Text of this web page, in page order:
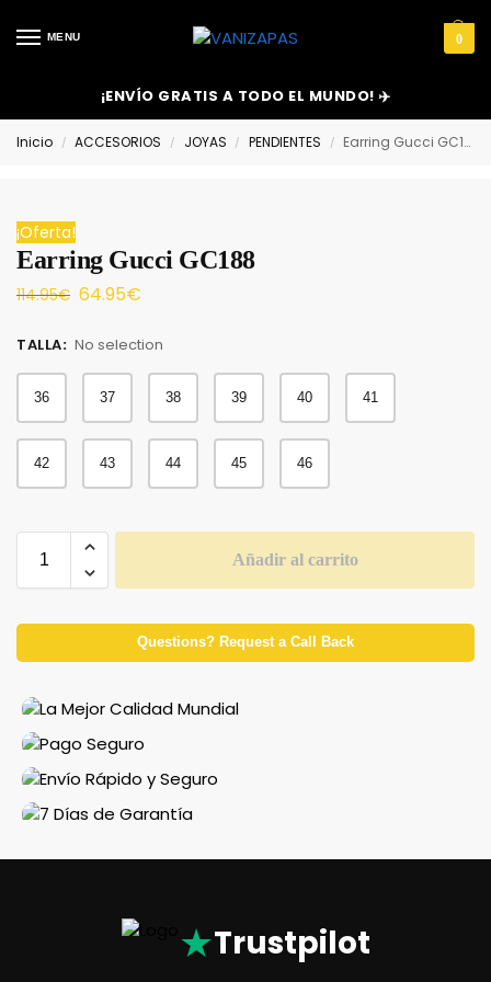
MENU 0
¡ENVÍO GRATIS A TODO EL MUNDO! ✈️
Inicio / ACCESORIOS / JOYAS / PENDIENTES / Earring Gucci GC188
¡Oferta!
Earring Gucci GC188
114.95€ 64.95€
TALLA: No selection
36 37 38 39 40 41
42 43 44 45 46
Añadir al carrito
Questions? Request a Call Back
★Trustpilot